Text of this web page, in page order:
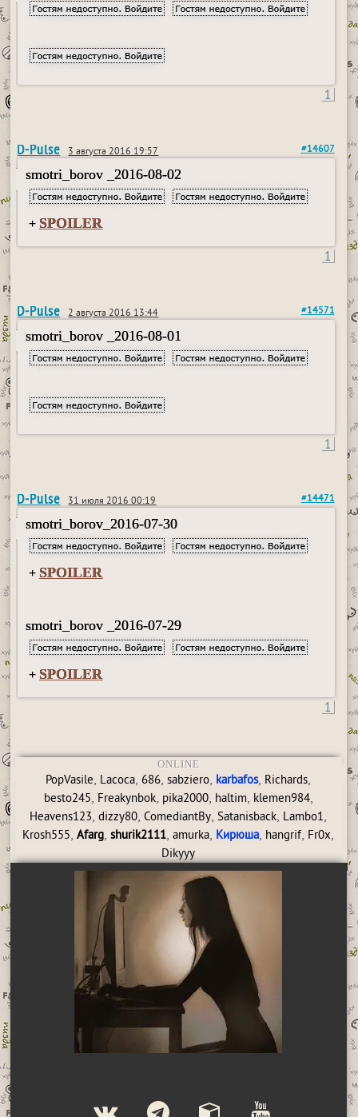
1
D-Pulse 3 августа 2016 19:57 #14607
smotri_borov _2016-08-02
+ SPOILER
1
D-Pulse 2 августа 2016 13:44 #14571
smotri_borov _2016-08-01
1
D-Pulse 31 июля 2016 00:19 #14471
smotri_borov_2016-07-30
+ SPOILER
smotri_borov _2016-07-29
+ SPOILER
1
ONLINE
PopVasile, Lacoca, 686,sabziero, karbafos, Richards,
besto245, Freakynbok, pika2000, haltim, klemen984,
Heavens123,dizzy80,ComediantBy,Satanisback, Lambo1,
Krosh555,Afarg,shurik2111,amurka, Кирюша, hangrif, Fr0x,
Dikyyy